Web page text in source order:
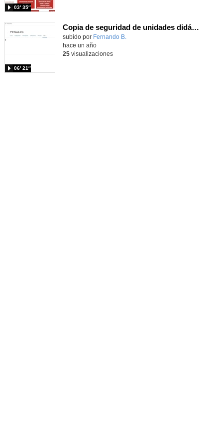
03′ 35″
Copia de seguridad de unidades didácticas específicas en el Aula Virtual de Educamadrid.
Contenido educativo.
subido por Fernando B.
06′ 21″
hace un año
25visualizaciones